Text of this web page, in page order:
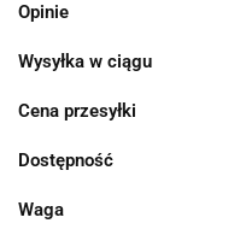
Opinie
Wysyłka w ciągu
Cena przesyłki
Dostępność
Waga